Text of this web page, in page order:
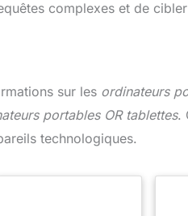
complexes et de
sur les ordinateurs
portables OR tablettes.
technologiques.